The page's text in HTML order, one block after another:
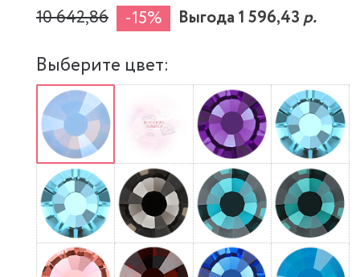
10 642,86 -15% Выгода 1 596,43р.
Выберите цвет: